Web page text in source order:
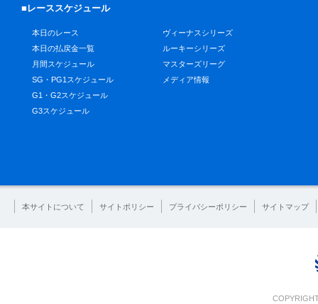
■レーススケジュール
本日のレース
本日の払戻金一覧
月間スケジュール
SG・PG1スケジュール
G1・G2スケジュール
G3スケジュール
ヴィーナスシリーズ
ルーキーシリーズ
マスターズリーグ
メディア情報
本サイトについて サイトポリシー プライバシーポリシー サイトマップ